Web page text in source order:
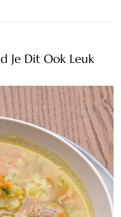
Je Dit Ook Leuk